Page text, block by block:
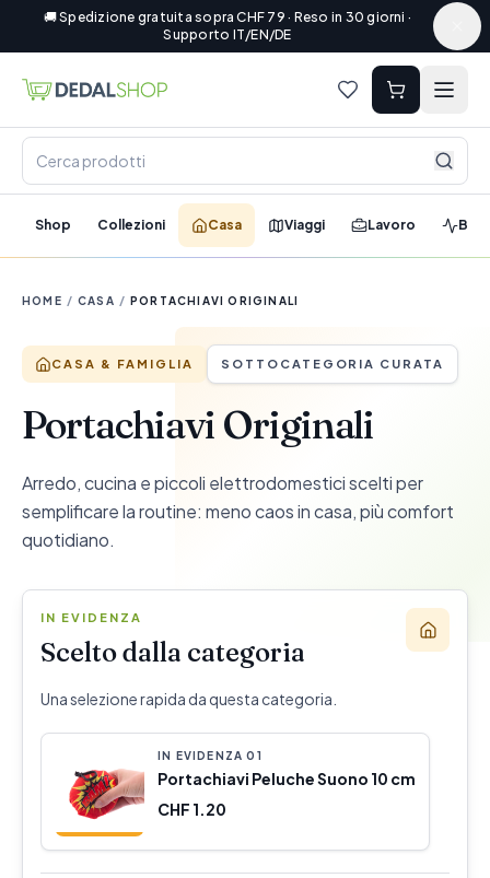
🚚 Spedizione gratuita sopra CHF 79 · Reso in 30 giorni ·
Supporto IT/EN/DE
Shop Collezioni Casa Viaggi Lavoro
HOME / CASA / PORTACHIAVI ORIGINALI
CASA & FAMIGLIA SOTTOCATEGORIA CURATA
Portachiavi Originali
Arredo, cucina e piccoli elettrodomestici scelti per
semplificare la routine: meno caos in casa, più comfort
quotidiano.
IN EVIDENZA
Scelto dalla categoria
Una selezione rapida da questa categoria.
IN EVIDENZA 0 1
Portachiavi Peluche Suono 10 cm
CHF 1.20